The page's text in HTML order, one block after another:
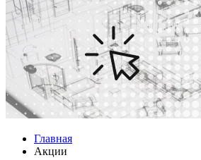
Главная
Акции